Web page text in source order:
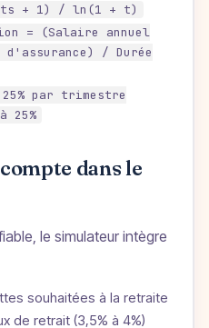
+ 1) / ln(1 + t)
= (Salaire annuel
d'assurance) / Durée
par trimestre
25%
dans le
le simulateur intègre
souhaitées à la retraite
de retrait (3,5% à 4%)